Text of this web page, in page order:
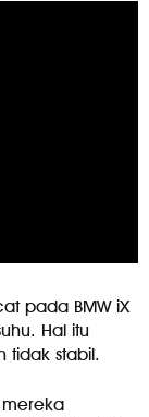
pada BMW iX
Hal itu
tidak stabil.